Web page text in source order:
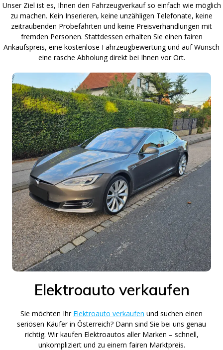
Unser Ziel ist es, Ihnen den Fahrzeugverkauf so einfach wie möglich
zu machen. Kein Inserieren, keine unzähligen Telefonate, keine
zeitraubenden Probefahrten und keine Preisverhandlungen mit
fremden Personen. Stattdessen erhalten Sie einen fairen
Ankaufspreis, eine kostenlose Fahrzeugbewertung und auf Wunsch
eine rasche Abholung direkt bei Ihnen vor Ort.
Elektroauto verkaufen
Sie möchten Ihr Elektroauto verkaufen und suchen einen
seriösen Käufer in Österreich? Dann sind Sie bei uns genau
richtig. Wir kaufen Elektroautos aller Marken – schnell,
unkompliziert und zu einem fairen Marktpreis.